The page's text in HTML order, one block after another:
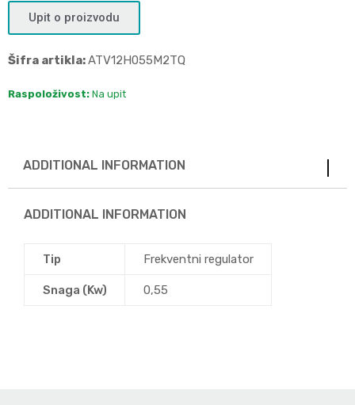
Upit o proizvodu
Šifra artikla:ATV12H055M2TQ
Raspoloživost: Na upit
ADDITIONAL INFORMATION
ADDITIONAL INFORMATION
Tip Frekventni regulator
Snaga (Kw) 0,55